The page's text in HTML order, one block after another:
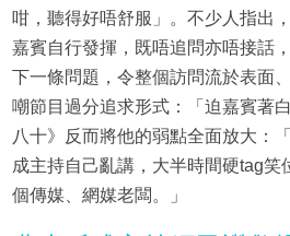
咁，聽得好唔舒服」。不少人指出
嘉賓自行發揮，既唔追問亦唔接話
下一條問題，令整個訪問流於表面
嘲節目過分追求形式：「迫嘉賓著
八十》反而將他的弱點全面放大：
成主持自己亂講，大半時間硬tag笑
個傳媒、網媒老闆。」